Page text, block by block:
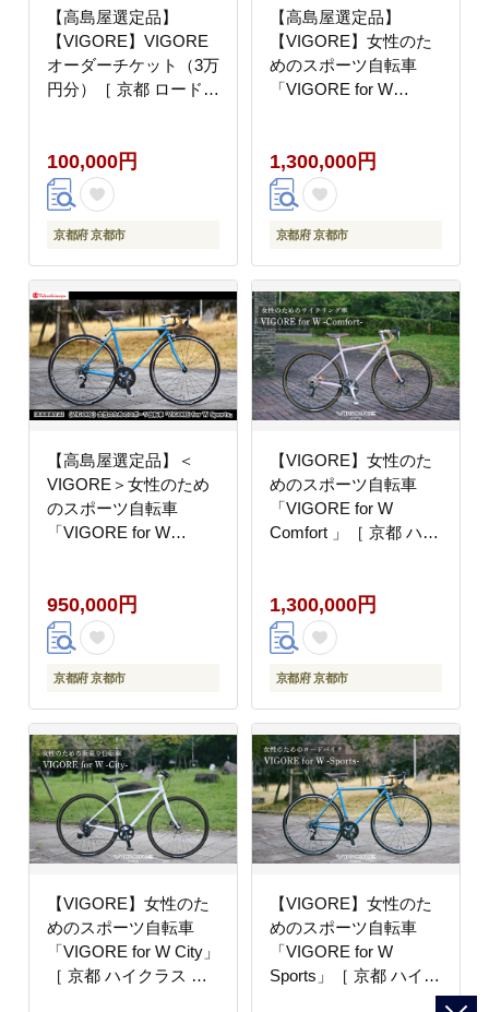
【高島屋選定品】
【VIGORE】VIGORE
オーダーチケット（3万
円分）［ 京都 ロードバ
アウトドア ツーリング
ブランド メーカー 取り
寄せ 通販 ふるさと納税
］
100,000円
京都府 京都市
【高島屋選定品】
【VIGORE】女性のた
めのスポーツ自転車
「VIGORE for W
ド 人気 おすすめ スポ
ーツ アウトドア ツーリ
ング ブランド メーカー
取り寄せ 通販 ふるさと
1,300,000円
京都府 京都市
【高島屋選定品】＜
VIGORE＞女性のため
のスポーツ自転車
「VIGORE for W
ロードバイク レディー
ス 人気 おすすめ スポ
ーツ アウトドア ツーリ
ング サイクリング お取
ふるさと納税 ］
950,000円
京都府 京都市
【VIGORE】女性のた
めのスポーツ自転車
「VIGORE for W
Comfort 」［ 京都 ハイ
ス 人気 おすすめ スポ
ーツ アウトドア ツーリ
ング サイクリング お取
り寄せ 通販 送料無料
1,300,000円
京都府 京都市
【VIGORE】女性のた
めのスポーツ自転車
「VIGORE for W City」
［ 京都 ハイクラス 自
【VIGORE】女性のた
めのスポーツ自転車
「VIGORE for W
Sports」［ 京都 ハイク